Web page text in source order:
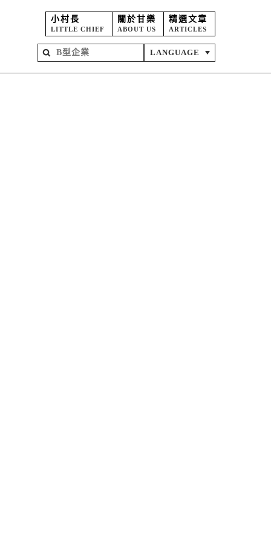
小村長
LITTLE CHIEF
關於甘樂
ABOUT US
精選文章
ARTICLES
LANGUAGE